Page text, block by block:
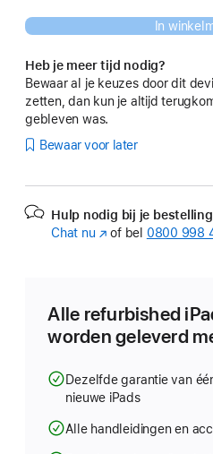
In
Heb je meer tijd nodig?
Bewaar al je keuzes door dit
zetten, dan kun je altijd
gebleven was.
Bewaar voor later
Hulp nodig bij je
Chat nu (Wordt
geopend)
of bel 0800 998
Alle refurbished
worden geleverd
Dezelfde garantie van
nieuwe iPads
Alle handleidingen en